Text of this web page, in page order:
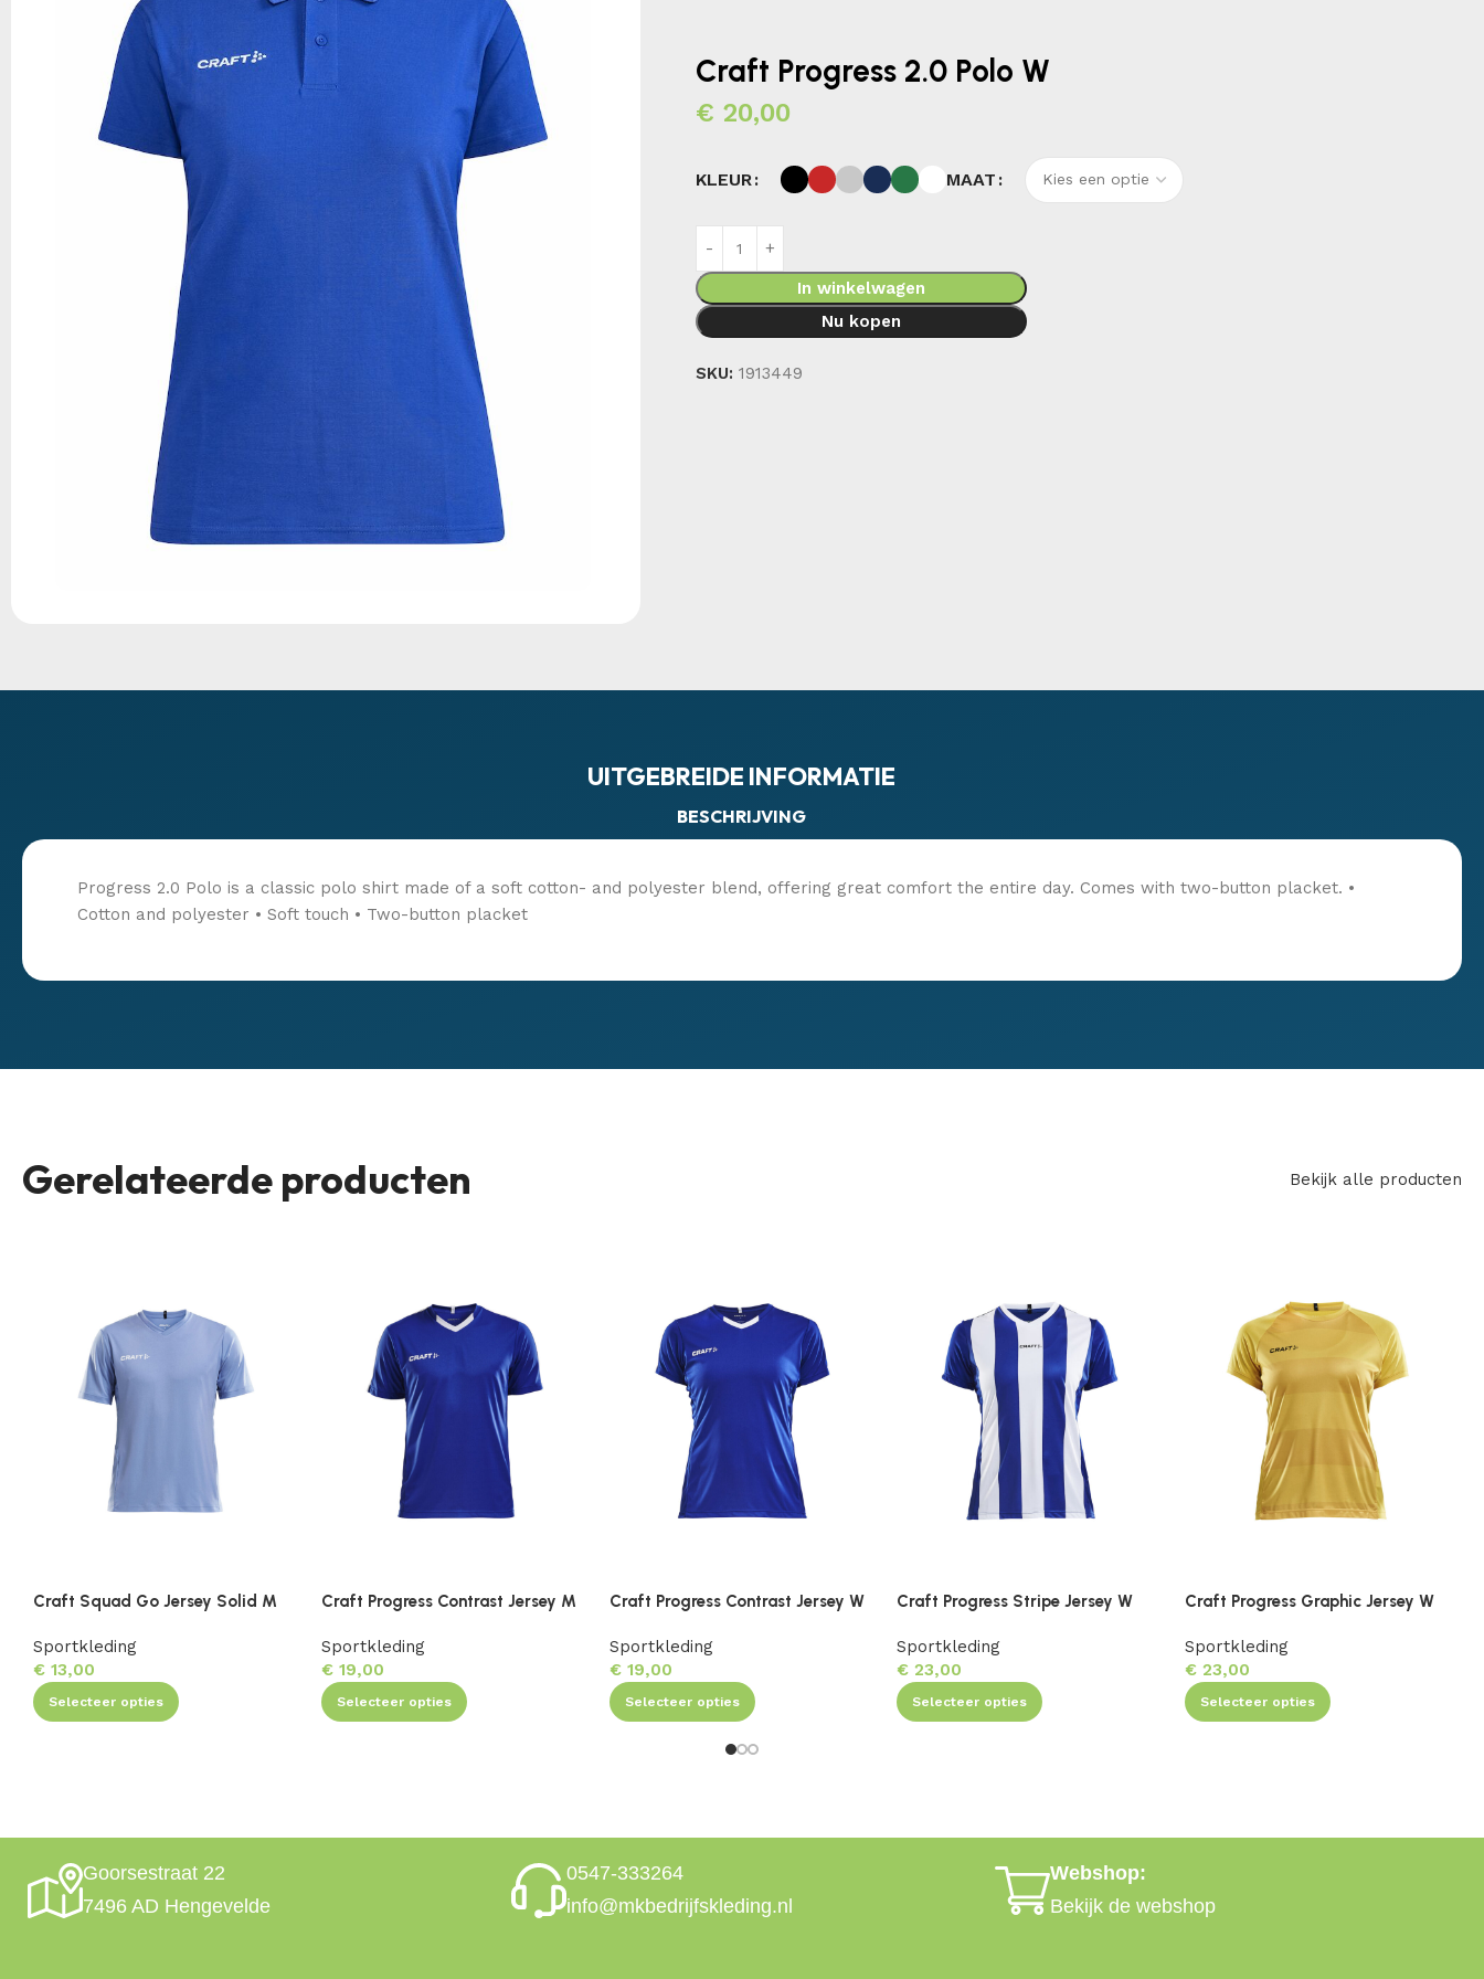
Craft Progress 2.0 Polo W
€ 20,00
KLEUR MAAT
In winkelwagen
Nu kopen
SKU: 1913449
UITGEBREIDE INFORMATIE
BESCHRIJVING
Progress 2.0 Polo is a classic polo shirt made of a soft cotton- and polyester blend, offering great comfort the entire day. Comes with two-button placket. •
Cotton and polyester • Soft touch • Two-button placket
Gerelateerde producten Bekijk alle producten
Craft Squad Go Jersey Solid M
Sportkleding
€ 13,00
Selecteer opties
Craft Progress Contrast Jersey M
Sportkleding
€19,00
Selecteer opties
Craft Progress Contrast Jersey W
Sportkleding
€19,00
Selecteer opties
Craft Progress Stripe Jersey W
Sportkleding
€ 23,00
Selecteer opties
Craft Progress Graphic Jersey W
Sportkleding
€ 23,00
Selecteer opties
Goorsestraat 22
7496 AD Hengevelde
0547-333264
info@mkbedrijfskleding.nl
Webshop:
Bekijk de webshop